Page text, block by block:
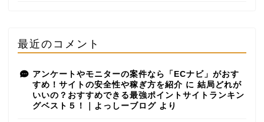
最近のコメント
アンケートやモニターの案件なら「ECナビ」がおす
すめ！サイトの安全性や稼ぎ方を紹介 に 結局どれが
いいの？おすすめできる最強ポイントサイトランキン
グベスト５！｜よっしーブログ より